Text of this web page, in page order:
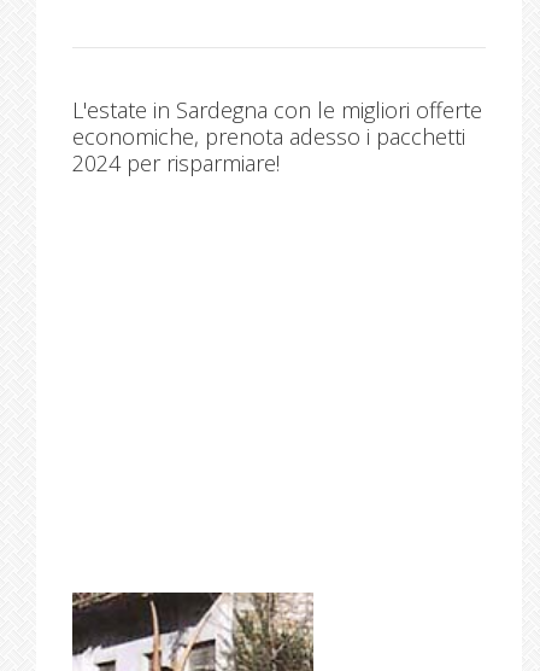
L'estate in Sardegna con le migliori offerte
economiche, prenota adesso i pacchetti
2024 per risparmiare!